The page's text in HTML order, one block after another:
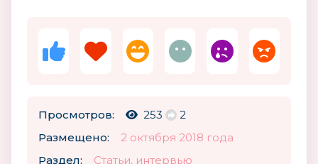
Просмотров: 253
2
Размещено:
2 октября 2018 года
Раздел:
Статьи, интервью